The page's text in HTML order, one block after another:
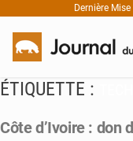
Dernière
ÉTIQUETTE :
Côte d’Ivoire : don